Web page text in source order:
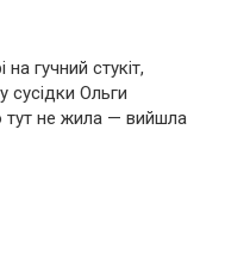
гучний стукіт,
сусідки Ольги
тут не жила — вийшла